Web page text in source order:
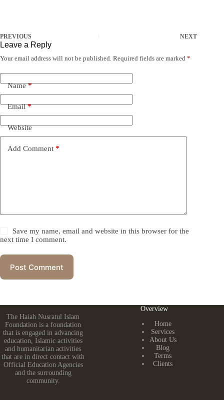
PREVIOUS NEXT
Leave a Reply
Your email address will not be published. Required fields are marked *
Name*
Email*
Website
Add Comment *
Save my name, email and website in this browser for the
next time I comment.
Post Comment
The Haiah Nusratul Islam
Foundation is a foundation
that is engaged in advancing
education, Islamic activities
and humanitarian activities
that are in direct contact with
Official Education Agencies
and the surrounding
community.
Overview
Home
Services
About Us
Blog
Terms
Clients